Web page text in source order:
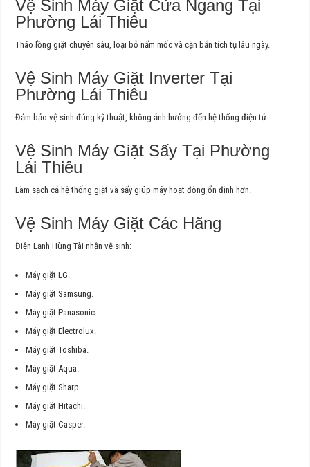
Vệ Sinh Máy Giặt Cửa Ngang Tại
Phường Lái Thiêu
Tháo lồng giặt chuyên sâu, loại bỏ nấm mốc và cặn bẩn tích tụ lâu ngày.
Vệ Sinh Máy Giặt Inverter Tại
Phường Lái Thiêu
Đảm bảo vệ sinh đúng kỹ thuật, không ảnh hưởng đến hệ thống điện tử.
Vệ Sinh Máy Giặt Sấy Tại Phường
Lái Thiêu
Làm sạch cả hệ thống giặt và sấy giúp máy hoạt động ổn định hơn.
Vệ Sinh Máy Giặt Các Hãng
Điện Lạnh Hùng Tài nhận vệ sinh:
Máy giặt LG.
Máy giặt Samsung.
Máy giặt Panasonic.
Máy giặt Electrolux.
Máy giặt Toshiba.
Máy giặt Aqua.
Máy giặt Sharp.
Máy giặt Hitachi.
Máy giặt Casper.